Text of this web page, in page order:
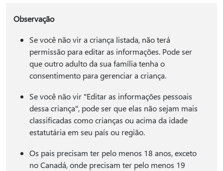
Observação
Se você não vir a criança listada, não terá
permissão para editar as informações. Pode ser
que outro adulto da sua família tenha o
consentimento para gerenciar a criança.
Se você não vir "Editar as informações pessoais
dessa criança", pode ser que elas não sejam mais
classificadas como crianças ou acima da idade
estatutária em seu país ou região.
Os pais precisam ter pelo menos 18 anos, exceto
no Canadá, onde precisam ter pelo menos 19